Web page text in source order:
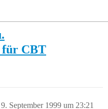
für CBT
9. September 1999 um 23:21